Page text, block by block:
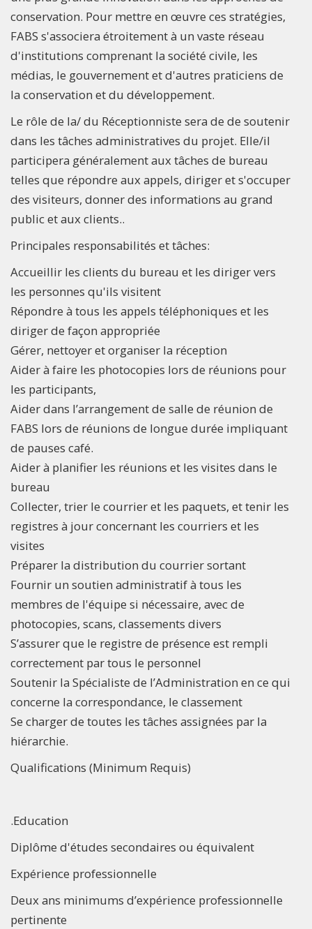
conservation. Pour mettre en œuvre ces stratégies,
FABS s'associera étroitement à un vaste réseau
d'institutions comprenant la société civile, les
médias, le gouvernement et d'autres praticiens de
la conservation et du développement.
Le rôle de la/ du Réceptionniste sera de de soutenir
dans les tâches administratives du projet. Elle/il
participera généralement aux tâches de bureau
telles que répondre aux appels, diriger et s'occuper
des visiteurs, donner des informations au grand
public et aux clients..
Principales responsabilités et tâches:
Accueillir les clients du bureau et les diriger vers
les personnes qu'ils visitent
Répondre à tous les appels téléphoniques et les
diriger de façon appropriée
Gérer, nettoyer et organiser la réception
Aider à faire les photocopies lors de réunions pour
les participants,
Aider dans l’arrangement de salle de réunion de
FABS lors de réunions de longue durée impliquant
de pauses café.
Aider à planifier les réunions et les visites dans le
bureau
Collecter, trier le courrier et les paquets, et tenir les
registres à jour concernant les courriers et les
visites
Préparer la distribution du courrier sortant
Fournir un soutien administratif à tous les
membres de l'équipe si nécessaire, avec de
photocopies, scans, classements divers
S’assurer que le registre de présence est rempli
correctement par tous le personnel
Soutenir la Spécialiste de l’Administration en ce qui
concerne la correspondance, le classement
Se charger de toutes les tâches assignées par la
hiérarchie.
Qualifications (Minimum Requis)
.Education
Diplôme d'études secondaires ou équivalent
Expérience professionnelle
Deux ans minimums d’expérience professionnelle
pertinente